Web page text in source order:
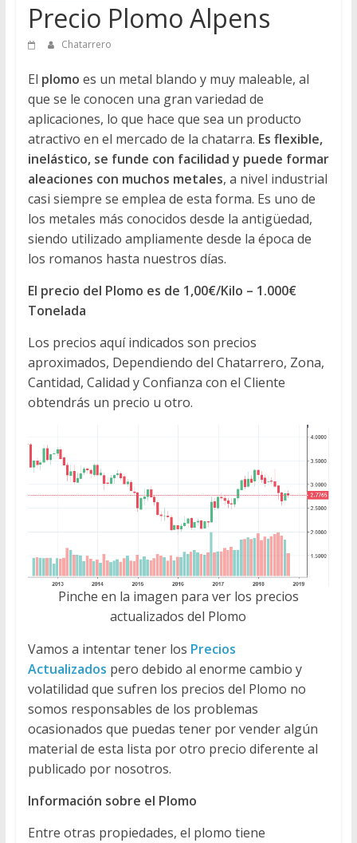
Precio Plomo Alpens
Chatarrero
El plomo es un metal blando y muy maleable, al
que se le conocen una gran variedad de
aplicaciones, lo que hace que sea un producto
atractivo en el mercado de la chatarra. Es flexible,
inelástico, se funde con facilidad y puede formar
aleaciones con muchos metales, a nivel industrial
casi siempre se emplea de esta forma. Es uno de
los metales más conocidos desde la antigüedad,
siendo utilizado ampliamente desde la época de
los romanos hasta nuestros días.
El precio del Plomo es de 1,00€/Kilo – 1.000€
Tonelada
Los precios aquí indicados son precios
aproximados, Dependiendo del Chatarrero, Zona,
Cantidad, Calidad y Confianza con el Cliente
obtendrás un precio u otro.
Pinche en la imagen para ver los precios
actualizados del Plomo
Vamos a intentar tener los Precios
Actualizados pero debido al enorme cambio y
volatilidad que sufren los precios del Plomo no
somos responsables de los problemas
ocasionados que puedas tener por vender algún
material de esta lista por otro precio diferente al
publicado por nosotros.
Información sobre el Plomo
Entre otras propiedades, el plomo tiene